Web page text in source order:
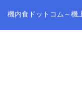
機内食ドットコム～機